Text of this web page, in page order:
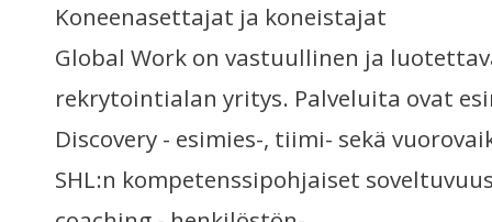
Koneenasettajat ja koneistajat
Global Work on vastuullinen ja
rekrytointialan yritys. Palveluita ovat
Discovery - esimies-, tiimi- sekä
SHL:n kompetenssipohjaiset